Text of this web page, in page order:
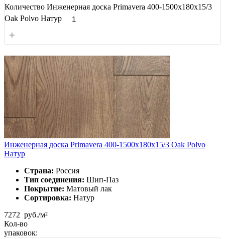
Количество Инженерная доска Primavera 400-1500х180х15/3
Oak Polvo Натур
+
Инженерная доска Primavera 400-1500х180х15/3 Oak Polvo
Натур
Страна: Россия
Тип соединения: Шип-Паз
Покрытие: Матовый лак
Сортировка: Натур
7272 руб./м²
Кол-во
упаковок: